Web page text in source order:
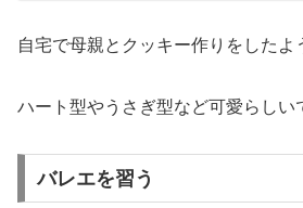
自宅で母親とクッキー作りをしたよ
ハート型やうさぎ型など可愛らしい
バレエを習う